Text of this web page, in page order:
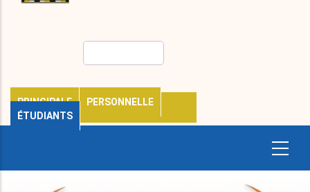
PRINCIPALE
PERSONNELLE
ÉTUDIANTS